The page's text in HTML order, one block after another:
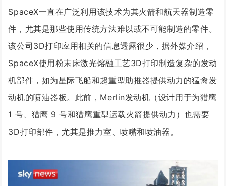
SpaceX一直在广泛利用该技术为其火箭和航天器制造零
件，尤其是那些使用传统方法难以或不可能制造的零件。
该公司3D打印应用相关的信息透露很少，据外媒介绍，
SpaceX使用粉末床激光熔融工艺3D打印制造复杂的发动
机部件，如为星际飞船和超重型助推器提供动力的猛禽发
动机的喷油器板。此前，Merlin发动机（设计用于为猎鹰
1 号、猎鹰 9 号和猎鹰重型运载火箭提供动力）也需要
3D打印部件，尤其是推力室、喷嘴和喷油器。